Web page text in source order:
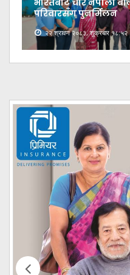
भारतबाट चार नेपाली
परिवारसँग पुनर्मिलन
२२ श्रावण २०८३, शुक्रबार १८:५२